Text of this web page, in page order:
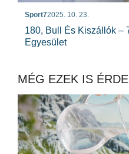
Sport72025. 10. 23.
180, Bull És Kiszállók –
Egyesület
MÉG EZEK IS